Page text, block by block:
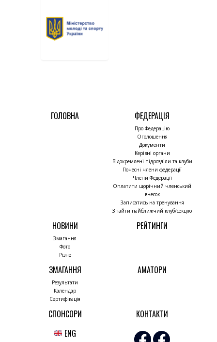
ГОЛОВНА ФЕДЕРАЦІЯ
Про Федерацію
Оголошення
Документи
Керівні органи
Відокремлені підрозділи та клуби
Почесні члени федерації
Члени Федерації
Оплатити щорічний членський
внесок
Записатись на тренування
Знайти найближчий клуб/секцію
НОВИНИ
Змагання
Фото
Різне
РЕЙТИНГИ
ЗМАГАННЯ
Результати
Календар
Сертифікація
АМАТОРИ
СПОНСОРИ
КОНТАКТИ
ENG